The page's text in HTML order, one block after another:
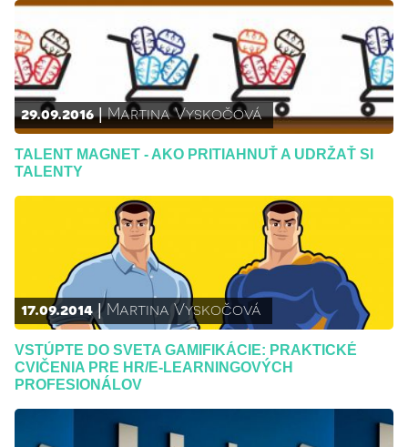
29.09.2016 Martina Vyskočová
TALENT MAGNET - AKO PRITIAHNUŤ A UDRŽAŤ SI
TALENTY
17.09.2014 Martina Vyskočová
VSTÚPTE DO SVETA GAMIFIKÁCIE: PRAKTICKÉ
CVIČENIA PRE HR/E-LEARNINGOVÝCH
PROFESIONÁLOV